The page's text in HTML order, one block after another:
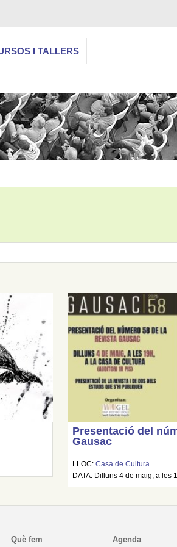
I TALLERS
Presentació del
Gausac
LLOC:Casa de Cultura
DATA: Dilluns 4 de maig, a les
Què fem Agenda